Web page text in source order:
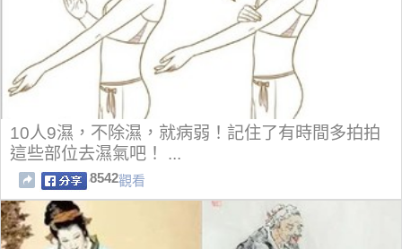
10人9濕，不除濕，就病弱！記住了有時間多拍拍
這些部位去濕氣吧！ ...
8542觀看